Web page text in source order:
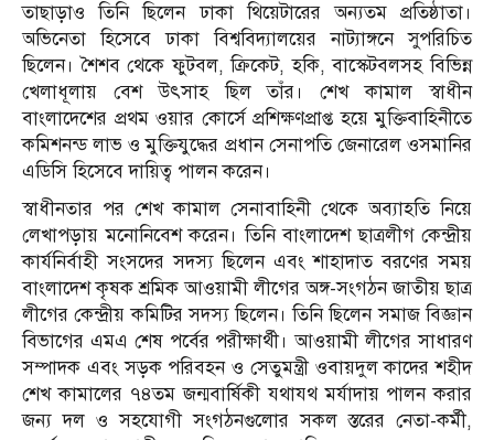
তাছাড়াও তিনি ছিলেন ঢাকা থিয়েটারের অন্যতম প্রতিষ্ঠাতা।
অভিনেতা হিসেবে ঢাকা বিশ্ববিদ্যালয়ের নাট্যাঙ্গনে সুপরিচিত
ছিলেন। শৈশব থেকে ফুটবল, ক্রিকেট, হকি, বাস্কেটবলসহ বিভিন্ন
খেলাধূলায় বেশ উৎসাহ ছিল তাঁর। শেখ কামাল স্বাধীন
বাংলাদেশের প্রথম ওয়ার কোর্সে প্রশিক্ষণপ্রাপ্ত হয়ে মুক্তিবাহিনীতে
কমিশনন্ড লাভ ও মুক্তিযুদ্ধের প্রধান সেনাপতি জেনারেল ওসমানির
এডিসি হিসেবে দায়িত্ব পালন করেন।
স্বাধীনতার পর শেখ কামাল সেনাবাহিনী থেকে অব্যাহতি নিয়ে
লেখাপড়ায় মনোনিবেশ করেন। তিনি বাংলাদেশ ছাত্রলীগ কেন্দ্রীয়
কার্যনির্বাহী সংসদের সদস্য ছিলেন এবং শাহাদাত বরণের সময়
বাংলাদেশ কৃষক শ্রমিক আওয়ামী লীগের অঙ্গ-সংগঠন জাতীয় ছাত্র
লীগের কেন্দ্রীয় কমিটির সদস্য ছিলেন। তিনি ছিলেন সমাজ বিজ্ঞান
বিভাগের এমএ শেষ পর্বের পরীক্ষার্থী। আওয়ামী লীগের সাধারণ
সম্পাদক এবং সড়ক পরিবহন ও সেতুমন্ত্রী ওবায়দুল কাদের শহীদ
শেখ কামালের ৭৪তম জন্মবার্ষিকী যথাযথ মর্যাদায় পালন করার
জন্য দল ও সহযোগী সংগঠনগুলোর সকল স্তরের নেতা-কর্মী,